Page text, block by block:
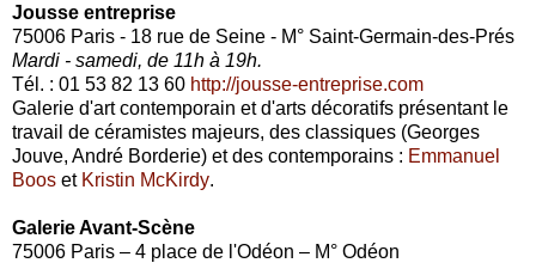
Jousse entreprise
75006 Paris - 18 rue de Seine - M° Saint-Germain-des-Prés
Mardi - samedi, de 11h à 19h.
Tél. : 01 53 82 13 60 http://jousse-entreprise.com
Galerie d'art contemporain et d'arts décoratifs présentant le
travail de céramistes majeurs, des classiques (Georges
Jouve, André Borderie) et des contemporains : Emmanuel
Boos et Kristin McKirdy.
Galerie Avant-Scène
75006 Paris – 4 place de l'Odéon – M° Odéon